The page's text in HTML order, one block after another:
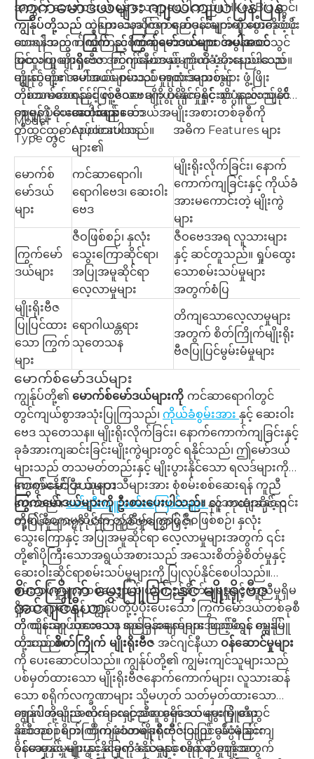
အတွင်း ဘေးကင်းစေရန် သေချာစေပါသည်။ HKeyBio တွင်၊
ကျွန်ုပ်တို့သည် သုတေသနဆိုင်ရာ ရည်မှန်းချက်များစွာကို ပံ့ပိုး
ပေးရန်အတွက် ယုံကြည်စိတ်ချရသော၊ ကောင်းမွန်သောသွင်
ပြင်လက္ခဏာရှိသော ကြွက်မော်ဒယ်များကို ပံ့ပိုးပေးပါသည်။
ကျွန်ုပ်တို့၏ မော်ဒယ်များသည် ကုထုံးအသစ်များ ဖွံ့ဖြိုး
တိုးတက်စေရန်နှင့် လူ့ဇီဝဗေဒကို ပိုမိုနက်ရှိုင်းစွာ နားလည်နိုင်
စေရန် ပံ့ပိုးပေးပါသည်။
ကြွက်မော်ဒယ်များ ကျယ်ကျယ်ပြန့်ပြန့်
ကျွန်ုပ်တို့သည် ကွဲပြားသော ကြွက်မော်ဒယ်များကို ပေးဆောင်
ထားပါသည် ။ကြွက်နှင့်ကြွက်မော်ဒယ်များ အပါအဝင်
အထူးပြု မျိုးရိုးဗီဇ အင်ဂျင်နီယာနှင့် ကိုယ်ခံအားနည်းသော
မျိုးကွဲများ အပါအဝင် စမ်းသပ်မှုရလဒ်များတွင်
တစ်သမတ်တည်းဖြစ်သော၊ မျိုးပွားနိုင်မှုနှင့် သိပ္ပံနည်းကျတိ
ကျမှုကို ပေးဆောင်ရန် မော်ဒယ်အမျိုးအစားတစ်ခုစီကို
တီထွင်ထုတ်လုပ်ထားပါသည်။
Model
Type တွင်
အသုံးများသော
Applications
များ၏
အဓိက Features များ
မောက်စ်
မော်ဒယ်
များ
ကင်ဆာရောဂါ၊
ရောဂါဗေဒ၊ ဆေးဝါး
ဗေဒ
မျိုးရိုးလိုက်ခြင်း၊ နောက်
ကောက်ကျခြင်းနှင့် ကိုယ်ခံ
အားမကောင်းတဲ့ မျိုးကွဲ
များ
ကြွက်မော်
ဒယ်များ
ဇီဝဖြစ်စဉ်၊ နှလုံး
သွေးကြောဆိုင်ရာ၊
အပြုအမူဆိုင်ရာ
လေ့လာမှုများ
ဇီဝဗေဒအရ လူသားများ
နှင့် ဆင်တူသည်။ ရှုပ်ထွေး
သောစမ်းသပ်မှုများ
အတွက်စံပြ
မျိုးရိုးဗီဇ
ပြုပြင်ထား
သော ကြွက်
များ
ရောဂါယန္တရား
သုတေသန
တိကျသောလေ့လာမှုများ
အတွက် စိတ်ကြိုက်မျိုးရိုး
ဗီဇပြုပြင်မွမ်းမံမှုများ
မောက်စ်မော်ဒယ်များ
ကျွန်ုပ်တို့၏ မောက်စ်မော်ဒယ်များကို ကင်ဆာရောဂါတွင်
တွင်ကျယ်စွာအသုံးပြုကြသည်၊ ကိုယ်ခံစွမ်းအား နှင့် ဆေးဝါး
ဗေဒ သုတေသန။ မျိုးရိုးလိုက်ခြင်း၊ နောက်ကောက်ကျခြင်းနှင့်
ခုခံအားကျဆင်းခြင်းမျိုးကွဲများတွင် ရနိုင်သည်၊ ဤမော်ဒယ်
များသည် တသမတ်တည်းနှင့် မျိုးပွားနိုင်သော ရလဒ်များကို
ပေးစွမ်းနိုင်ပြီး သုတေသီများအား စုံစမ်းစစ်ဆေးရန် ကူညီ
ပေးသည်။မော်လီကျူးလမ်းကြောင်းများ နှင့် ကုထုံးဆိုင်ရာ
တုံ့ပြန်မှုများကို ယုံကြည်စိတ်ချစွာဖြင့်။
ကြွက်မော်ဒယ်များ
ကြွက်မော်ဒယ်များကို ဦးစားပေးပါသည်။လူသားများနှင့် ၎င်း
တို့၏ ဇီဝကမ္မဆိုင်ရာ တူညီမှုကြောင့် ဇီဝဖြစ်စဉ်၊ နှလုံး
သွေးကြောနှင့် အပြုအမူဆိုင်ရာ လေ့လာမှုများအတွက် ၎င်း
တို့၏ပိုကြီးသောအရွယ်အစားသည် အသေးစိတ်ခွဲစိတ်မှုနှင့်
ဆေးဝါးဆိုင်ရာစမ်းသပ်မှုများကို ပြုလုပ်နိုင်စေပါသည်။
စမ်းသပ်မှုများတစ်လျှောက် ယုံကြည်စိတ်ချရမှုနှင့် တူညီမှုရှိမ
ရှိသေချာစေရန် ကျွန်ုပ်တို့ပံ့ပိုးပေးသော ကြွက်မော်ဒယ်တစ်ခုစီ
ကို ထိန်းချုပ်ထားသော အခြေအနေများအောက်တွင် မွေးမြူ
ထားသည်။
စိတ်ကြိုက် မွေးမြူခြင်းနှင့် မျိုးရိုးဗီဇ
အင်ဂျင်နီယာ
တိကျသော သုတေသန ရည်မှန်းချက်များ ပြည့်မီရန် ကျွန်ုပ်
တို့သည်စိတ်ကြိုက် မျိုးရိုးဗီဇ အင်ဂျင်နီယာ ဝန်ဆောင်မှုများ
ကို ပေးဆောင်ပါသည်။ ကျွန်ုပ်တို့၏ ကျွမ်းကျင်သူများသည်
ပစ်မှတ်ထားသော မျိုးရိုးဗီဇနောက်ကောက်များ၊ လူသားဆန်
သော စရိုက်လက္ခဏာများ သို့မဟုတ် သတ်မှတ်ထားသော
ရောဂါအမျိုးအစားများနှင့်အတူ မော်ဒယ်များကို တီထွင်
နိုင်သည်။ စိတ်ကြိုက်ပုံစံတစ်ခုစီတိုင်းသည် သိပ္ပံနည်းကျ
ခိုင်မာမှုနှင့် မျိုးပွားနိုင်မှုကို သေချာစေရန် တိကျသော
ကျွန်ုပ်တို့သည် လိုက်လျောညီထွေရှိသော မွေးမြူရေး
အစီအစဉ်များ၊ တိကျသောမျိုးရိုးဗီဇပြုပြင်မွမ်းမံခြင်း
ဝန်ဆောင်မှုများနှင့် ခြေရာခံနိုင်မှုနှင့် လိုက်နာမှုတို့အတွက်